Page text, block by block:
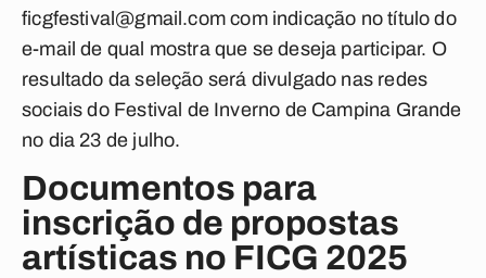
ficgfestival@gmail.comcom indicação no título do
e-mail de qual mostra que se deseja participar. O
resultado da seleção será divulgado nas redes
sociais do Festival de Inverno de Campina Grande
no dia 23 de julho.
Documentos para
inscrição de propostas
artísticas no FICG 2025